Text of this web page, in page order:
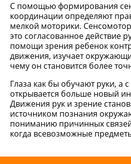
С помощью формирования
координации определяют
мелкой моторики.
это согласованное действие
помощи зрения ребенок
движения, изучает
чему он становится более
Глаза как бы обучают руки, а
открывается больше новый
Движения рук и зрение
источником познания
пониманию причинных связей
когда всевозможные